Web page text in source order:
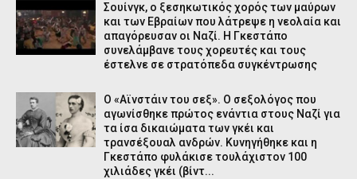
Σουίνγκ, ο ξεσηκωτικός χορός των μαύρων
και των Εβραίων που λάτρεψε η νεολαία και
απαγόρευσαν οι Ναζί. Η Γκεστάπο
συνελάμβανε τους χορευτές και τους
έστελνε σε στρατόπεδα συγκέντρωσης
Ο «Αϊνστάιν του σεξ». Ο σεξολόγος που
αγωνίσθηκε πρώτος ενάντια στους Ναζί για
τα ίσα δικαιώματα των γκέι και
τρανσέξουαλ ανδρών. Κυνηγήθηκε και η
Γκεστάπο φυλάκισε τουλάχιστον 100
χιλιάδες γκέι (βίντ...